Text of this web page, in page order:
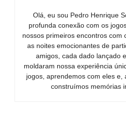
Olá, eu sou Pedro Henrique
profunda conexão com os
nossos primeiros encontros com
as noites emocionantes de
amigos, cada dado lançado
moldaram nossa experiência
jogos, aprendemos com eles e,
construímos memórias